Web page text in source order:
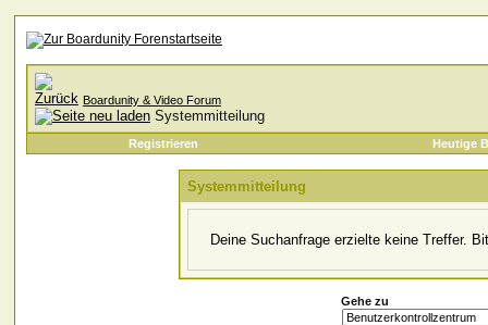
Boardunity & Video Forum
Systemmitteilung
Registrieren Heutige
Systemmitteilung
Deine Suchanfrage erzielte keine Treffer.
Gehe zu